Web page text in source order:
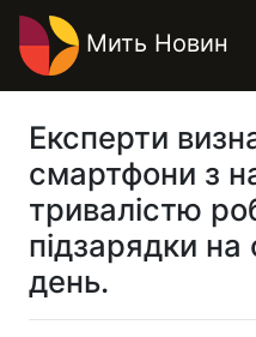
Мить Новин
Експерти
смартфони з
тривалістю
підзарядки на
день.